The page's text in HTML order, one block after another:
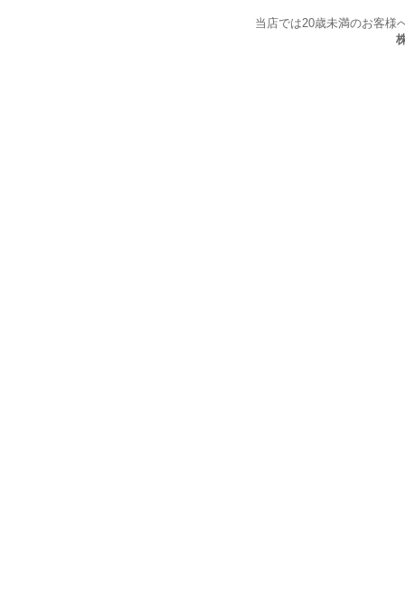
当店では20歳未満のお客様